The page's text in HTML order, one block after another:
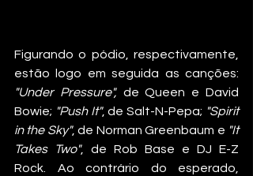
Figurando o pódio, respectivamente,
"Under Pressure", de Queen e David
Bowie; "Push It", de Salt-N-Pepa; "Spirit
in the Sky", de Norman Greenbaum e "It
Takes Two", de Rob Base e DJ E-Z
Rock. Ao contrário do esperado,